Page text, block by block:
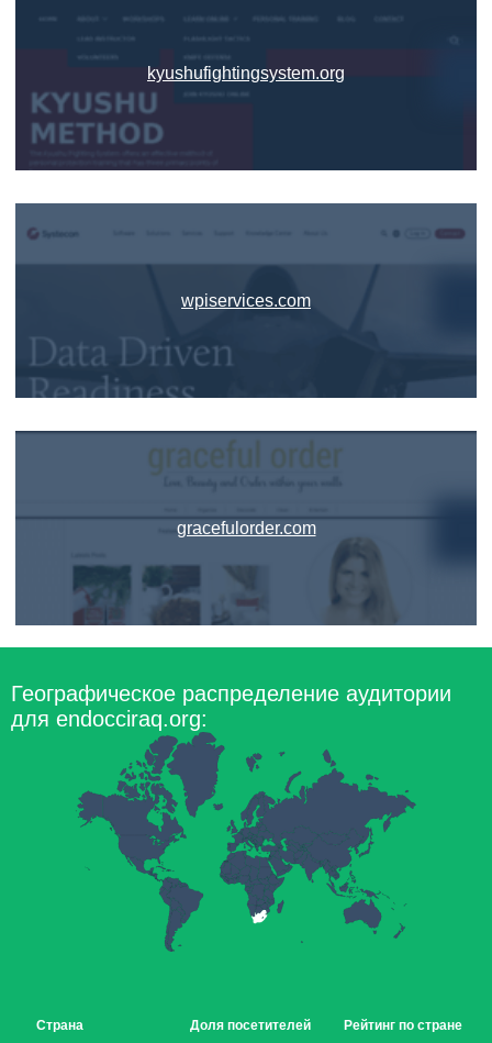
kyushufightingsystem.org
wpiservices.com
gracefulorder.com
Географическое распределение аудитории
для endocciraq.org:
Страна Доля посетителей Рейтинг по стране